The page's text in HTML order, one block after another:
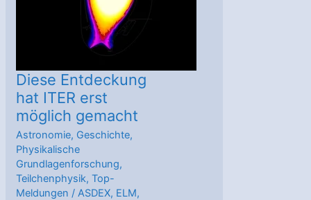
Diese Entdeckung
hat ITER erst
möglich gemacht
Astronomie, Geschichte,
Physikalische
Grundlagenforschung,
Teilchenphysik,Top-
Meldungen /ASDEX, ELM,